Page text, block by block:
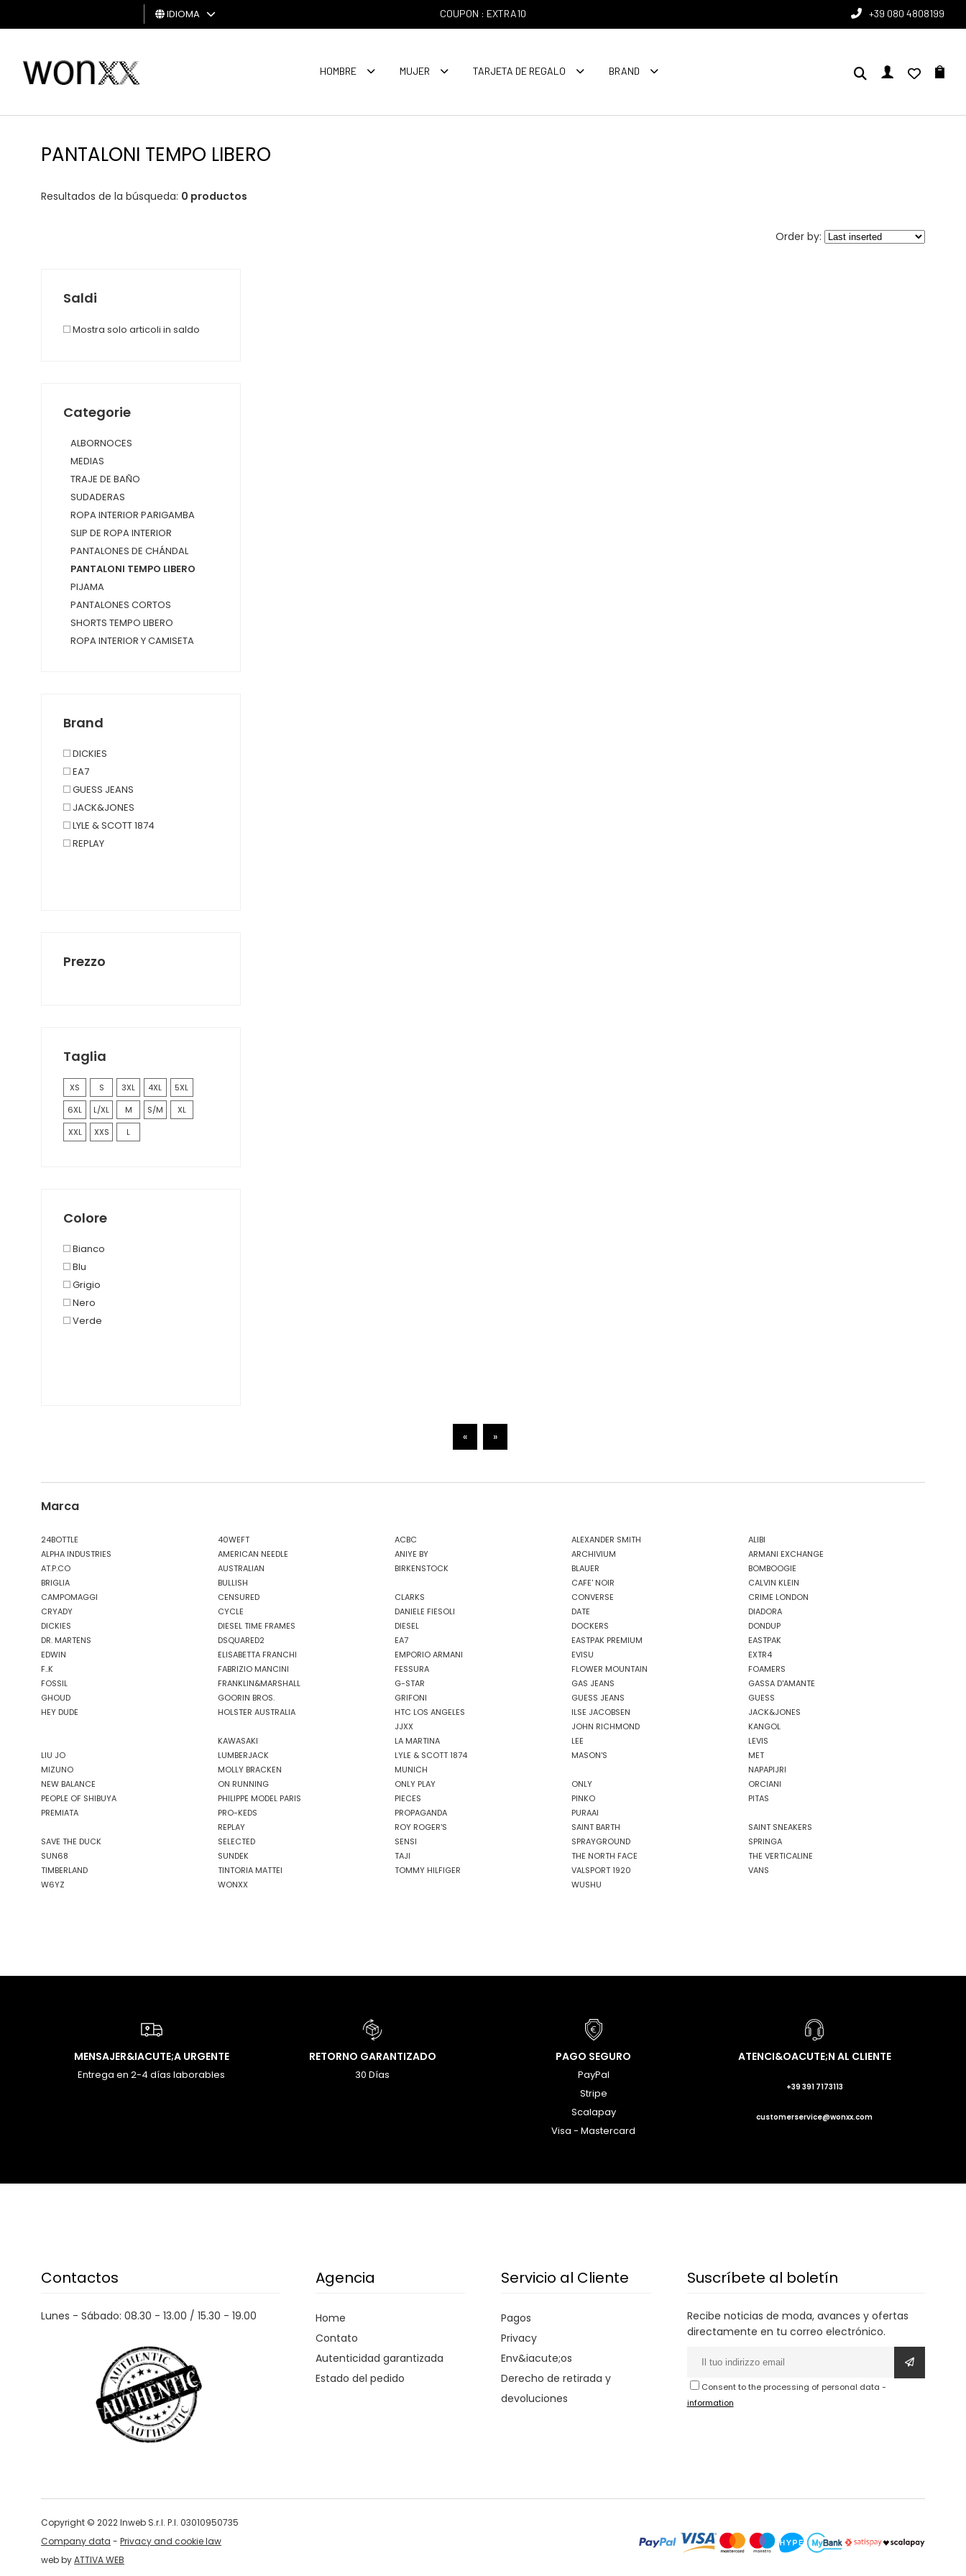
HOMBRE
REGALO
IDIOMA COUPON : EXTRA10 +39 080 4808199
HOMBRE MUJER TARJETA DE REGALO BRAND
PANTALONI TEMPO LIBERO
Resultados de la búsqueda: 0 productos
Order by:
Saldi
Mostra solo articoli in saldo
Categorie
ALBORNOCES
MEDIAS
TRAJE DE BAÑO
SUDADERAS
ROPA INTERIOR PARIGAMBA
SLIP DE ROPA INTERIOR
PANTALONES DE CHÁNDAL
PANTALONI TEMPO LIBERO
PIJAMA
PANTALONES CORTOS
SHORTS TEMPO LIBERO
ROPA INTERIOR Y CAMISETA
Brand
DICKIES
EA7
GUESS JEANS
JACK&JONES
LYLE & SCOTT 1874
REPLAY
Prezzo
Taglia
XS S 3XL 4XL
5XL
6XL
L/XL M S/M
XL
XXL
XXS L
Colore
Bianco
Blu
Grigio
Nero
Verde
« »
Marca
24BOTTLE 40WEFT ACBC ALEXANDER SMITH
ALIBI
ALPHA INDUSTRIES
AMERICAN NEEDLE ANIYE BY ARCHIVIUM
ARMANI EXCHANGE
AT.P.CO
AUSTRALIAN BIRKENSTOCK BLAUER
BOMBOOGIE
BRIGLIA
BULLISH CAFE' NOIR
CALVIN KLEIN
CAMPOMAGGI
CENSURED CLARKS CONVERSE
CRIME LONDON
CRYADY
CYCLE DANIELE FIESOLI DATE
DIADORA
DICKIES
DIESEL TIME FRAMES DIESEL DOCKERS
DONDUP
DR. MARTENS
DSQUARED2 EA7 EASTPAK PREMIUM
EASTPAK
EDWIN
ELISABETTA FRANCHI EMPORIO ARMANI EVISU
EXTR4
F..K
FABRIZIO MANCINI FESSURA FLOWER MOUNTAIN
FOAMERS
FOSSIL
FRANKLIN&MARSHALL G-STAR GAS JEANS
GASSA D'AMANTE
GHOUD
GOORIN BROS. GRIFONI GUESS JEANS
GUESS
HEY DUDE
HOLSTER AUSTRALIA HTC LOS ANGELES ILSE JACOBSEN
JACK&JONES
JJXX
JOHN RICHMOND
KANGOL
KAWASAKI
LA MARTINA LEE
LEVIS
LIU JO
LUMBERJACK LYLE & SCOTT 1874 MASON'S
MET
MIZUNO
MOLLY BRACKEN MUNICH
NAPAPIJRI
NEW BALANCE
ON RUNNING ONLY PLAY ONLY
ORCIANI
PEOPLE OF SHIBUYA
PHILIPPE MODEL PARIS PIECES PINKO
PITAS
PREMIATA
PRO-KEDS PROPAGANDA
PURAAI
REPLAY
ROY ROGER'S SAINT BARTH
SAINT SNEAKERS
SAVE THE DUCK
SELECTED SENSI SPRAYGROUND
SPRINGA
SUN68
SUNDEK TAJI THE NORTH FACE
THE VERTICALINE
TIMBERLAND
TINTORIA MATTEI TOMMY HILFIGER VALSPORT 1920
VANS
W6YZ
WONXX WUSHU
MENSAJER&IACUTE;A URGENTE
Entrega en 2-4 días laborables
RETORNO GARANTIZADO
30 Días
PAGO SEGURO
PayPal
Stripe
Scalapay
Visa - Mastercard
ATENCI&OACUTE;N AL CLIENTE
+39 391 7173113
customerservice@wonxx.com
Contactos
Lunes - Sábado: 08.30 - 13.00 / 15.30 - 19.00
Agencia
Home
Contato
Autenticidad garantizada
Estado del pedido
Servicio al Cliente
Pagos
Privacy
Env&iacute;os
Derecho de retirada y
devoluciones
Suscríbete al boletín
Recibe noticias de moda, avances y ofertas
directamente en tu correo electrónico.
Consent to the processing of personal data -
information
Copyright © 2022 Inweb S.r.l. P.I. 03010950735
Company data - Privacy and cookie law
web byATTIVA WEB